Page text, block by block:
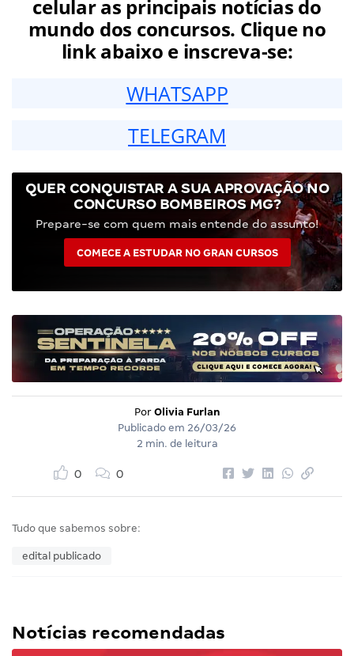
celular as principais notícias do
mundo dos concursos. Clique no
link abaixo e inscreva-se:
WHATSAPP
TELEGRAM
QUER CONQUISTAR A SUA APROVAÇÃO NO
CONCURSO BOMBEIROS MG?
Prepare-se com quem mais entende do assunto!
COMECE A ESTUDAR NO GRAN CURSOS
Por Olivia Furlan
Publicado em 26/03/26
2 min. de leitura
0 0
Tudo que sabemos sobre:
edital publicado
Notícias recomendadas